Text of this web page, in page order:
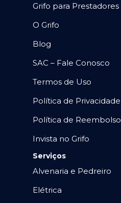
Grifo para Prestadores
O Grifo
Blog
SAC – Fale Conosco
Termos de Uso
Política de Privacidade
Política de Reembolso
Invista no Grifo
Serviços
Alvenaria e Pedreiro
Elétrica